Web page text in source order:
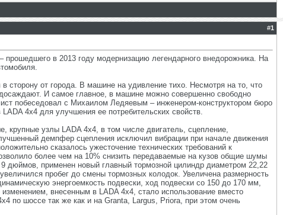
#1
в 2013 году модернизацию легендарного внедорожника. На
от города. В машине на удивление тихо. Несмотря на то, что
И самое главное, в машине можно совершенно свободно
побеседовал с Михаилом Ледяевым – инженером-конструктором бюро
4x4 для улучшения ее потребительских свойств.
крупные узлы LADA 4x4, в том числе двигатель, сцепление,
демпфер сцепления исключил вибрации при начале движения
сказалось ужесточение технических требований к
более чем на 10% снизить передаваемые на кузов общие шумы
дюймов, применен новый главный тормозной цилиндр диаметром 22,22
пробег до смены тормозных колодок. Увеличена размерность
энергоемкость подвески, ход подвески со 150 до 170 мм,
внесенным в LADA 4x4, стало использование вместо
по шоссе так же как и на Granta, Largus, Priora, при этом очень